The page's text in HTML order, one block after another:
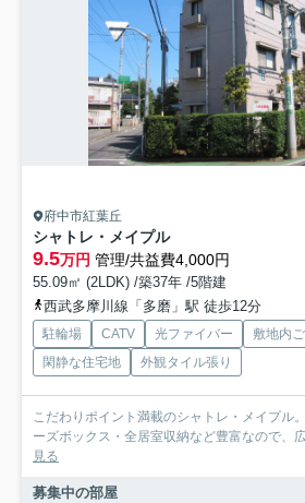
府中市紅葉丘
シャトレ・メイプル
9.5万円 管理/共益費4,000円
55.09㎡ (2LDK) /築37年 /5階建
西武多摩川線「多磨」駅 徒歩12分
駐輪場 CATV 光ファイバー
敷地内
閑静な住宅地
外観タイル張り
こだわりポイント満載のシャトレ・メイプル
ーズボックス・全居室収納など豊富なので、
見る
募集中の部屋